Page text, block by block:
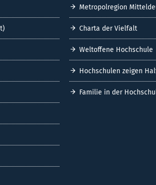
Metropolregion
Charta der Vielfalt
Weltoffene Hochschule
Hochschulen zeigen
Familie in der